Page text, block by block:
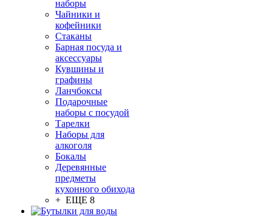
наборы
Чайники и
кофейники
Стаканы
Барная посуда и
аксессуары
Кувшины и
графины
Ланчбоксы
Подарочные
наборы с посудой
Тарелки
Наборы для
алкоголя
Бокалы
Деревянные
предметы
кухонного обихода
+ ЕЩЕ 8